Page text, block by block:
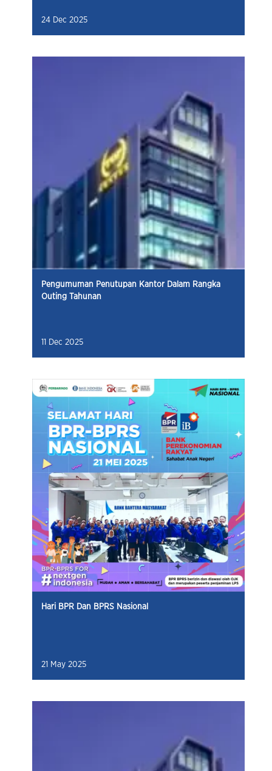
24 Dec 2025
Pengumuman Penutupan Kantor Dalam Rangka
Outing Tahunan
11 Dec 2025
Hari BPR Dan BPRS Nasional
21 May 2025